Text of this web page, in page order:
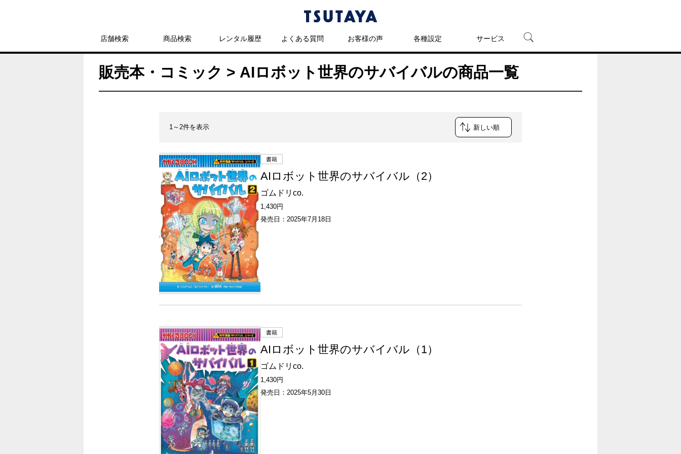
店舗検索 商品検索 レンタル履歴 よくある質問 お客様の声 各種設定 サービス
宅配レンタル
オンラインゲーム
販売本・コミック > AIロボット世界のサバイバルの商品一覧
1～2件を表示
書籍
AIロボット世界のサバイバル（2）
ゴムドリco.
1,430円
発売日：2025年7月18日
書籍
AIロボット世界のサバイバル（1）
ゴムドリco.
1,430円
発売日：2025年5月30日